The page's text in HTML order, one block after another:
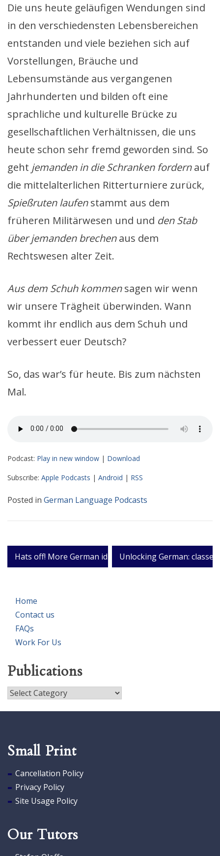
Die uns heute geläufigen Wendungen sind
in den verschiedensten Lebensbereichen
entstanden und viele beziehen sich auf
Vorstellungen, Bräuche und
Lebensumstände aus vergangenen
Jahrhunderten und bilden oft eine
sprachliche und kulturelle Brücke zu
gesellschaftlichen Verhältnissen, die uns
heute schon sehr fremd geworden sind. So
geht jemanden in die Schranken fordernauf
die mittelalterlichen Ritterturniere zurück,
Spießruten laufenstammt aus dem
früheren Militärwesen und und den Stab
über jemanden brechenaus dem
Rechtswesen alter Zeit.
Aus dem Schuh kommensagen wir wenn
wir unsere Trägheit überwinden. Wann
kommt ihr endlich aus dem Schuh und
verbessert euer Deutsch?
So, das war’s für heute. Bis zum nächsten
Mal.
Podcast: Play in new window | Download
Subscribe: Apple Podcasts | Android | RSS
Posted in German Language Podcasts
Post
navigation
Hats off! More German idiomsUnlocking German:
Home
Contact us
FAQs
Work For Us
Publications
Publications
Small Print
Cancellation Policy
Privacy Policy
Site Usage Policy
Our Tutors